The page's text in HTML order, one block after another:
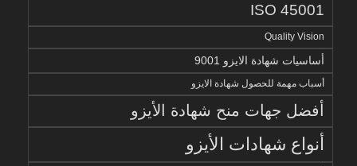
ISO 45001
Quality Vision
أساسيات شهادة الايزو 9001
أسباب مهمة للحصول شهادة الايزو
أفضل جهات منح شهادة الأيزو
أنواع شهادات الأيزو